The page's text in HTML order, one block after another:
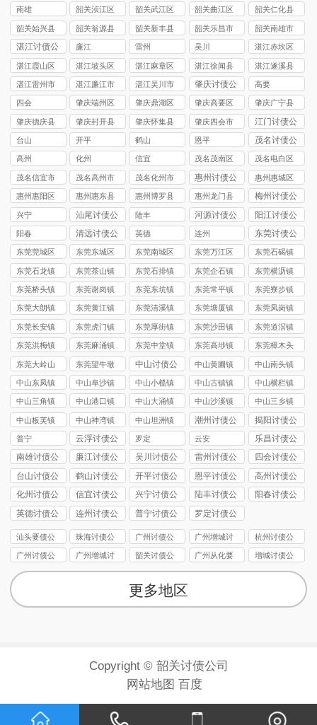
讨债公司
讨债公司
讨债公司
司
南雄
韶关浈江区
讨债公司
韶关武江区
讨债公司
韶关曲江区
讨债公司
韶关仁化县
讨债公司
韶关始兴县
讨债公司
韶关翁源县
讨债公司
韶关新丰县
讨债公司
韶关乐昌市
讨债公司
韶关南雄市
讨债公司
湛江讨债公
司
廉江 雷州 吴川
湛江赤坎区
讨债公司
湛江霞山区
讨债公司
湛江坡头区
讨债公司
湛江麻章区
讨债公司
湛江徐闻县
讨债公司
湛江遂溪县
讨债公司
湛江雷州市
讨债公司
湛江廉江市
讨债公司
湛江吴川市
讨债公司
肇庆讨债公
司
高要
四会
肇庆端州区
讨债公司
肇庆鼎湖区
讨债公司
肇庆高要区
讨债公司
肇庆广宁县
讨债公司
肇庆德庆县
讨债公司
肇庆封开县
讨债公司
肇庆怀集县
讨债公司
肇庆四会市
讨债公司
江门讨债公
司
台山 开平 鹤山 恩平
茂名讨债公
司
高州 化州 信宜
茂名茂南区
讨债公司
茂名电白区
讨债公司
茂名信宜市
讨债公司
茂名高州市
讨债公司
茂名化州市
讨债公司
惠州讨债公
司
惠州惠城区
讨债公司
惠州惠阳区
讨债公司
惠州惠东县
讨债公司
惠州博罗县
讨债公司
惠州龙门县
讨债公司
梅州讨债公
司
兴宁
汕尾讨债公
司
陆丰
河源讨债公
司
阳江讨债公
司
阳春
清远讨债公
司
英德 连州
东莞讨债公
司
东莞莞城区
讨债公司
东莞东城区
讨债公司
东莞南城区
讨债公司
东莞万江区
讨债公司
东莞石碣镇
讨债公司
东莞石龙镇
讨债公司
东莞茶山镇
讨债公司
东莞石排镇
讨债公司
东莞企石镇
讨债公司
东莞横沥镇
讨债公司
东莞桥头镇
讨债公司
东莞谢岗镇
讨债公司
东莞东坑镇
讨债公司
东莞常平镇
讨债公司
东莞寮步镇
讨债公司
东莞大朗镇
讨债公司
东莞黄江镇
讨债公司
东莞清溪镇
讨债公司
东莞塘厦镇
讨债公司
东莞凤岗镇
讨债公司
东莞长安镇
讨债公司
东莞虎门镇
讨债公司
东莞厚街镇
讨债公司
东莞沙田镇
讨债公司
东莞道滘镇
讨债公司
东莞洪梅镇
讨债公司
东莞麻涌镇
讨债公司
东莞中堂镇
讨债公司
东莞高埗镇
讨债公司
东莞樟木头
镇讨债公司
东莞大岭山
镇讨债公司
东莞望牛墩
镇讨债公司
中山讨债公
司
中山黄圃镇
讨债公司
中山南头镇
讨债公司
中山东凤镇
讨债公司
中山阜沙镇
讨债公司
中山小榄镇
讨债公司
中山古镇镇
讨债公司
中山横栏镇
讨债公司
中山三角镇
讨债公司
中山港口镇
讨债公司
中山大涌镇
讨债公司
中山沙溪镇
讨债公司
中山三乡镇
讨债公司
中山板芙镇
讨债公司
中山神湾镇
讨债公司
中山坦洲镇
讨债公司
潮州讨债公
司
揭阳讨债公
司
普宁
云浮讨债公
司
罗定 云安
乐昌讨债公
司
南雄讨债公
司
廉江讨债公
司
吴川讨债公
司
雷州讨债公
司
四会讨债公
司
台山讨债公
司
鹤山讨债公
司
开平讨债公
司
恩平讨债公
司
高州讨债公
司
化州讨债公
司
信宜讨债公
司
兴宁讨债公
司
陆丰讨债公
司
阳春讨债公
英德讨债公
司
连州讨债公
司
普宁讨债公
司
罗定讨债公
司
汕头要债公
司
珠海讨债公
司
广州讨债公
司
广州增城讨
债公司
杭州讨债公
司
广州讨债公
司
广州增城讨
债公司
韶关讨债公
司
广州从化要
债公司
增城讨债公
司
更多地区
Copyright © 韶关讨债公司
网站地图
百度